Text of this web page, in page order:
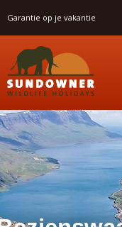
Garantie op je vakantie